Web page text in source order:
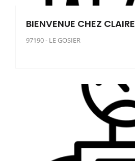
BIENVENUE CHEZ CLAIRE
97190 - LE GOSIER